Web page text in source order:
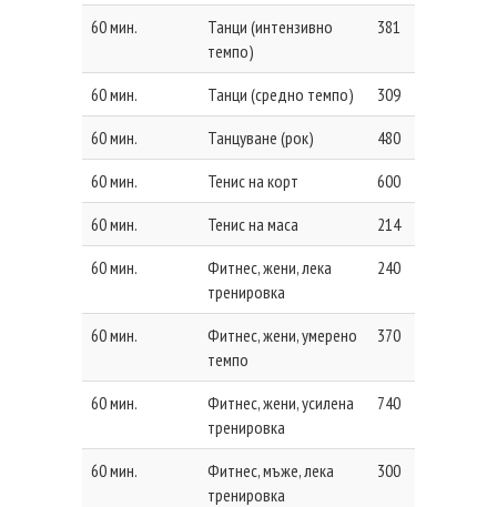
60 мин.
Танци (интензивно
темпо)
381
60 мин. Танци (средно темпо)
309
60 мин.
Танцуване (рок)
480
60 мин.
Тенис на корт
600
60 мин.
Тенис на маса
214
60 мин.
Фитнес, жени, лека
тренировка
240
60 мин.
Фитнес, жени, умерено
темпо
370
60 мин.
Фитнес, жени, усилена
тренировка
740
60 мин.
Фитнес, мъже, лека
тренировка
300